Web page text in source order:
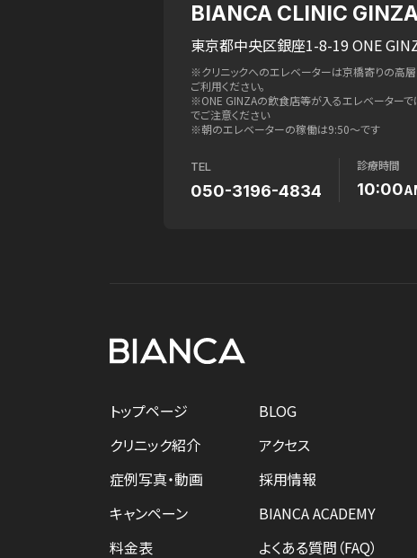
BIANCA CLINIC
東京都中央区銀座1-8-19 ONE
※クリニックへのエレベーターは京橋寄りの高
ご利用ください。
※ONE GINZAの飲食店等が入るエレベーター
でご注意ください
※朝のエレベーターの稼働は9:50〜です
TEL
050-3196-4834
診療時間
10:00
トップページ
クリニック紹介
症例写真・動画
キャンペーン
料金表
BLOG
アクセス
採用情報
BIANCA ACADEMY
よくある質問（FAQ）